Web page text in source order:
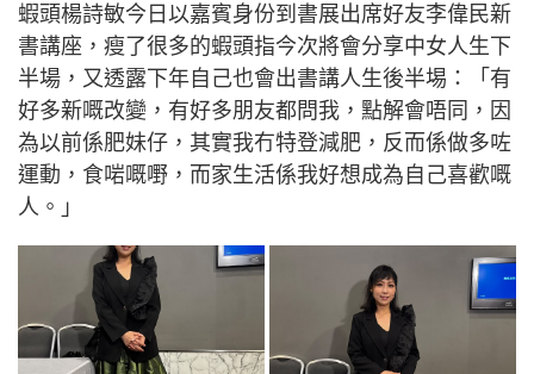
蝦頭楊詩敏今日以嘉賓身份到書展出席好友李偉民新
書講座，瘦了很多的蝦頭指今次將會分享中女人生下
半場，又透露下年自己也會出書講人生後半埸：「有
好多新嘅改變，有好多朋友都問我，點解會唔同，因
為以前係肥妹仔，其實我冇特登減肥，反而係做多咗
運動，食啱嘅嘢，而家生活係我好想成為自己喜歡嘅
人。」